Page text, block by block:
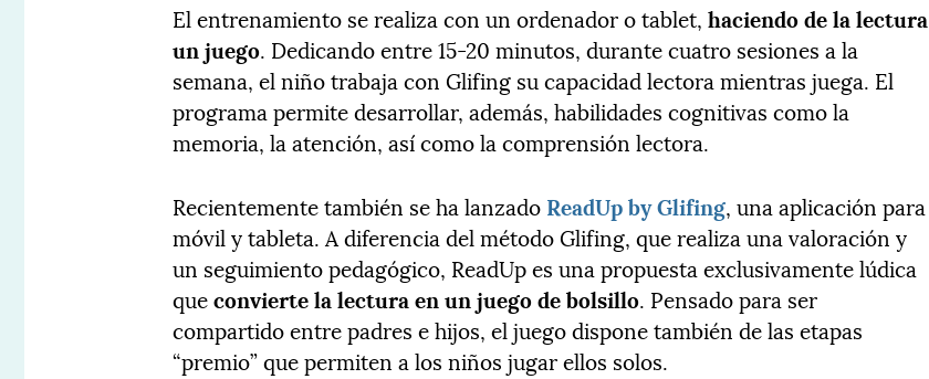
El entrenamiento se realiza con un ordenador o tablet,haciendo de la lectura
un juego. Dedicando entre 15-20 minutos, durante cuatro sesiones a la
semana, el niño trabaja con Glifing su capacidad lectora mientras juega. El
programa permite desarrollar, además, habilidades cognitivas como la
memoria, la atención, así como la comprensión lectora.
Recientemente también se ha lanzado ReadUp by Glifing, una aplicación para
móvil y tableta. A diferencia del método Glifing, que realiza una valoración y
un seguimiento pedagógico, ReadUp es una propuesta exclusivamente lúdica
queconvierte la lectura en un juego de bolsillo. Pensado para ser
compartido entre padres e hijos, el juego dispone también de las etapas
“premio” que permiten a los niños jugar ellos solos.